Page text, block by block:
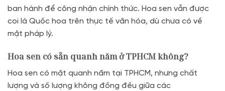
ban hành để công nhận chính thức. Hoa sen vẫn được
coi là Quốc hoa trên thực tế văn hóa, dù chưa có về
mặt pháp lý.
Hoa sen có sẵn quanh năm ở TPHCM không?
Hoa sen có mặt quanh năm tại TPHCM, nhưng chất
lượng và số lượng không đồng đều giữa các